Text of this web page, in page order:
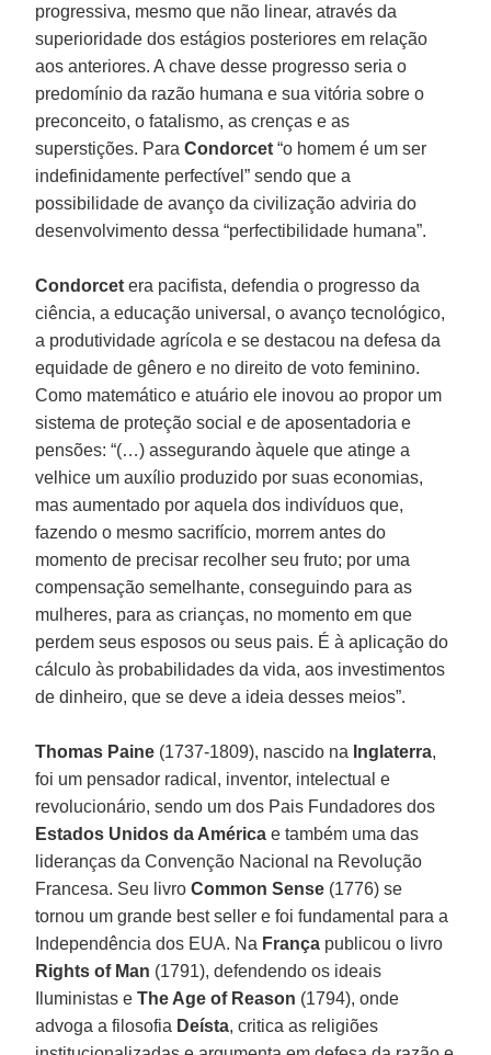
progressiva, mesmo que não linear, através da
superioridade dos estágios posteriores em relação
aos anteriores. A chave desse progresso seria o
predomínio da razão humana e sua vitória sobre o
preconceito, o fatalismo, as crenças e as
superstições. ParaCondorcet “o homem é um ser
indefinidamente perfectível” sendo que a
possibilidade de avanço da civilização adviria do
desenvolvimento dessa “perfectibilidade humana”.
Condorcet era pacifista, defendia o progresso da
ciência, a educação universal, o avanço tecnológico,
a produtividade agrícola e se destacou na defesa da
equidade de gênero e no direito de voto feminino.
Como matemático e atuário ele inovou ao propor um
sistema de proteção social e de aposentadoria e
pensões: “(…) assegurando àquele que atinge a
velhice um auxílio produzido por suas economias,
mas aumentado por aquela dos indivíduos que,
fazendo o mesmo sacrifício, morrem antes do
momento de precisar recolher seu fruto; por uma
compensação semelhante, conseguindo para as
mulheres, para as crianças, no momento em que
perdem seus esposos ou seus pais. É à aplicação do
cálculo às probabilidades da vida, aos investimentos
de dinheiro, que se deve a ideia desses meios”.
Thomas Paine (1737-1809), nascido na Inglaterra,
foi um pensador radical, inventor, intelectual e
revolucionário, sendo um dos Pais Fundadores dos
Estados Unidos da América e também uma das
lideranças da Convenção Nacional na Revolução
Francesa. Seu livroCommon Sense (1776) se
tornou um grande best seller e foi fundamental para a
Independência dos EUA. Na França publicou o livro
Rights of Man (1791), defendendo os ideais
Iluministas eThe Age of Reason (1794), onde
advoga a filosofia Deísta, critica as religiões